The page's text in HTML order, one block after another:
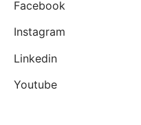
Facebook
Instagram
Linkedin
Youtube